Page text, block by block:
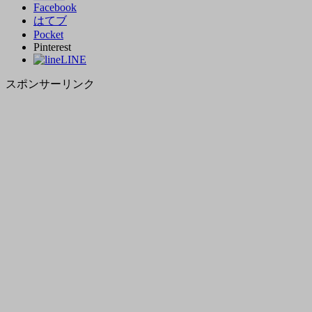
Facebook
はてブ
Pocket
Pinterest
LINE
スポンサーリンク